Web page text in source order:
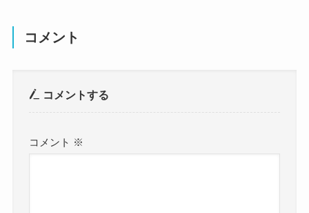
コメント
コメントする
コメント ※